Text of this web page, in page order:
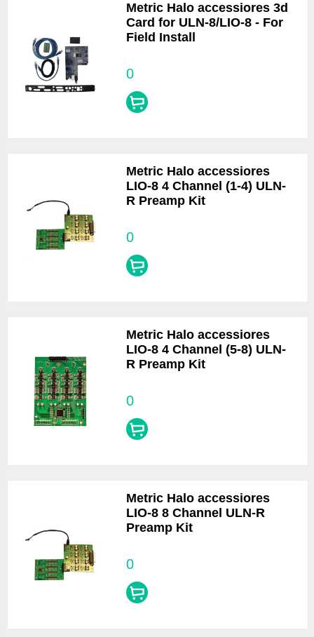
Metric Halo accessiores 3d
Card for ULN-8/LIO-8 - For
Field Install
0
Metric Halo accessiores
LIO-8 4 Channel (1-4) ULN-
R Preamp Kit
0
Metric Halo accessiores
LIO-8 4 Channel (5-8) ULN-
R Preamp Kit
0
Metric Halo accessiores
LIO-8 8 Channel ULN-R
Preamp Kit
0